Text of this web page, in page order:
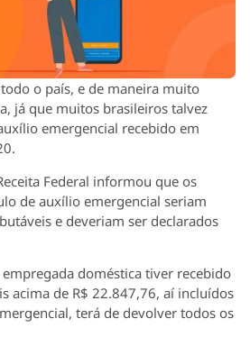
o país, e de maneira muito
já que muitos brasileiros talvez
emergencial recebido em
Federal informou que os
de auxílio emergencial seriam
e deveriam ser declarados
doméstica tiver recebido
acima de R$ 22.847,76, aí incluídos
terá de devolver todos os